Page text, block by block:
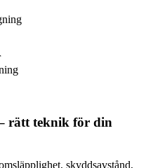
rätt teknik för din
skyddsavstånd,